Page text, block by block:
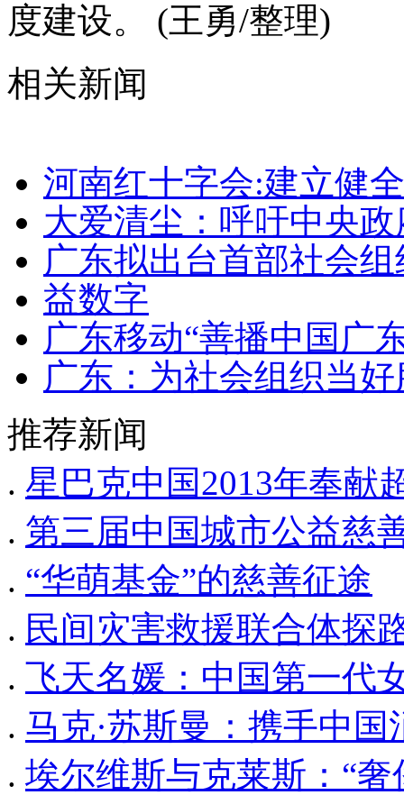
度建设。 (王勇/整理)
相关新闻
河南红十字会:建立健
大爱清尘：呼吁中央
广东拟出台首部社会
益数字
广东移动“善播中国广
广东：为社会组织当
推荐新闻
. 星巴克中国2013年奉献
. 第三届中国城市公益慈
. “华萌基金”的慈善征途
. 民间灾害救援联合体探
. 飞天名媛：中国第一代
. 马克·苏斯曼：携手中国
. 埃尔维斯与克莱斯：“奢